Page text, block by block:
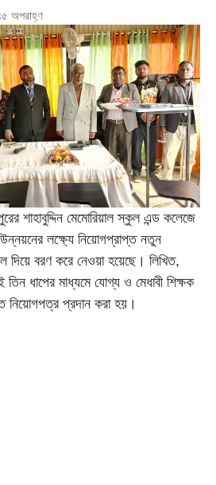
অপরাহ্ণ
শাহাবুদ্দিন মেমোরিয়াল স্কুল এন্ড কলেজে
উন্নয়নের লক্ষ্যে নিয়োগপ্রাপ্ত নতুন
দিয়ে বরণ করে নেওয়া হয়েছে। লিখিত,
ধাপের মাধ্যমে যোগ্য ও মেধাবী শিক্ষক
নিয়োগপত্র প্রদান করা হয়।